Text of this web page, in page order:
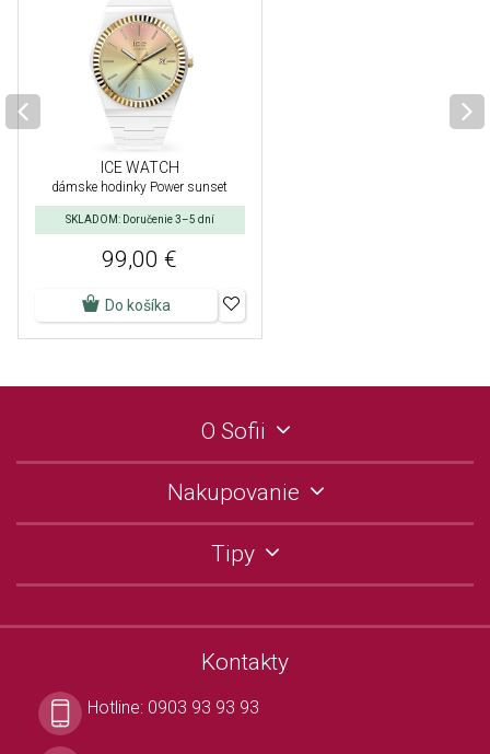
ICE WATCH
dámske hodinky Power sunset
SKLADOM: Doručenie 3–5 dní
99,00 €
Do košíka
O Sofii
Nakupovanie
Tipy
Kontakty
Hotline: 0903 93 93 93